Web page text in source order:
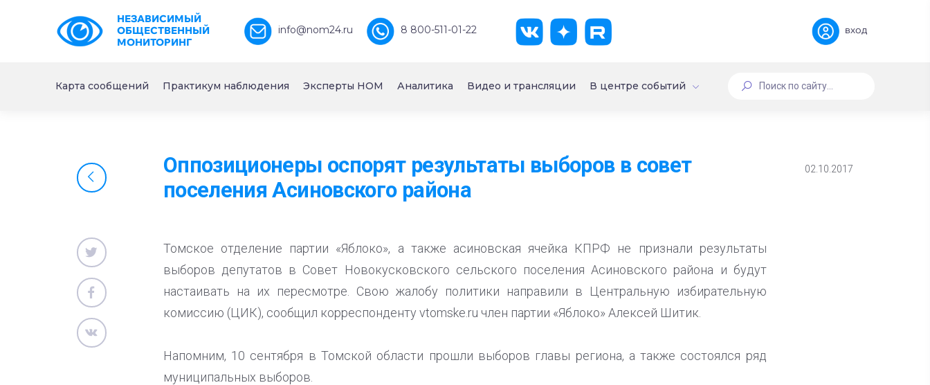
НЕЗАВИСИМЫЙ
ОБЩЕСТВЕННЫЙ
МОНИТОРИНГ
info@nom24.ru 8 800-511-01-22 вход
Карта сообщений Практикум наблюдения Эксперты НОМ Аналитика Видео и трансляции В центре событий
Оппозиционеры оспорят результаты выборов в совет
поселения Асиновского района
02.10.2017
Томское отделение партии «Яблоко», а также асиновская ячейка КПРФ не признали результаты
выборов депутатов в Совет Новокусковского сельского поселения Асиновского района и будут
настаивать на их пересмотре. Свою жалобу политики направили в Центральную избирательную
комиссию (ЦИК), сообщил корреспонденту vtomske.ru член партии «Яблоко» Алексей Шитик.
Напомним, 10 сентября в Томской области прошли выборов главы региона, а также состоялся ряд
муниципальных выборов.